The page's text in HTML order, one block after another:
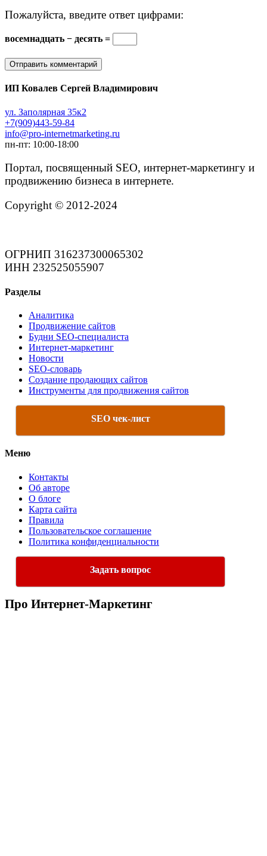
Пожалуйста, введите ответ цифрами:
восемнадцать − десять =
ИП Ковалев Сергей Владимирович
ул. Заполярная 35к2
+7(909)443-59-84
info@pro-internetmarketing.ru
пн-пт: 10:00-18:00
Портал, посвященный SEO, интернет-маркетингу и
продвижению бизнеса в интернете.
Copyright © 2012-2024
ОГРНИП 316237300065302
ИНН 232525055907
Разделы
Аналитика
Продвижение сайтов
Будни SEO-специалиста
Интернет-маркетинг
Новости
SEO-словарь
Создание продающих сайтов
Инструменты для продвижения сайтов
SEO чек-лист
Меню
Контакты
Об авторе
О блоге
Карта сайта
Правила
Пользовательское соглашение
Политика конфиденциальности
Задать вопрос
Про Интернет-Маркетинг